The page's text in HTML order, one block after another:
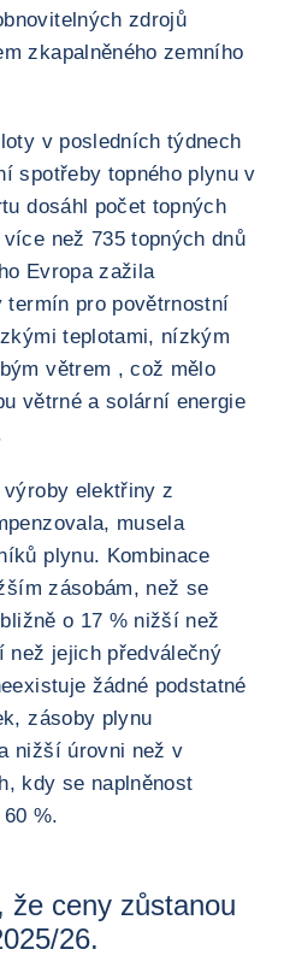
zdrojů
zkapalněného zemního
v posledních týdnech
spotřeby topného plynu v
dosáhl počet topných
než 735 topných dnů
Evropa zažila
termín pro povětrnostní
teplotami, nízkým
větrem , což mělo
větrné a solární energie
elektřiny z
musela
plynu. Kombinace
zásobám, než se
o 17 % nižší než
než jejich předválečný
žádné podstatné
zásoby plynu
nižší úrovni než v
kdy se naplněnost
%.
že ceny zůstanou
26.